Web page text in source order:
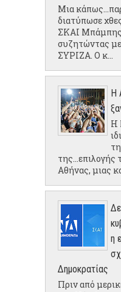
Μια
διατύπωσε
ΣΚΑΙ
συζητώντας
ΣΥΡΙΖΑ. Ο κ...
Η
Η
της...επιλογής
Αθήνας, μιας
η
Δημοκρατίας
Πριν από